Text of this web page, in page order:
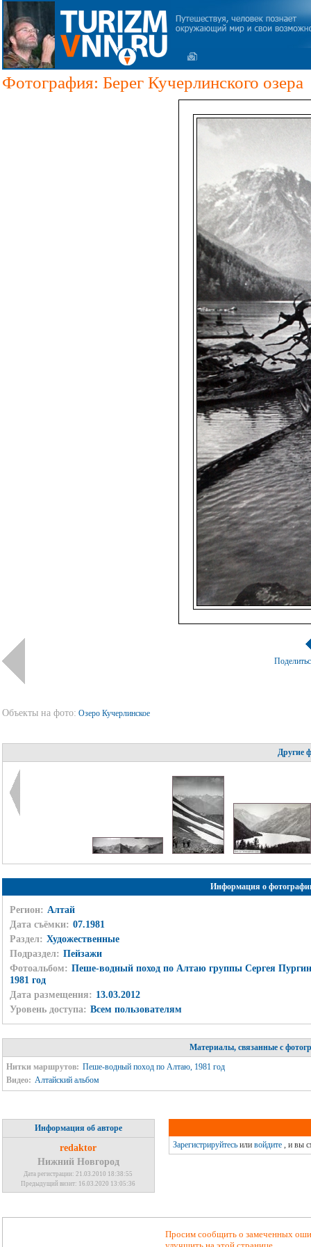
Фотография: Берег Кучерлинского озера
Объекты на фото: Озеро Кучерлинское
Другие
Информация о
Регион: Алтай
Дата съёмки: 07.1981
Раздел: Художественные
Подраздел: Пейзажи
Фотоальбом: Пеше-водный поход по Алтаю группы Сергея
1981 год
Дата размещения: 13.03.2012
Уровень доступа: Всем пользователям
Материалы, связанные с
Нитки маршрутов: Пеше-водный поход по Алтаю, 1981 год
Видео: Алтайский альбом
Информация об авторе
redaktor
Нижний Новгород
Дата регистрации: 21.03.2010 18:38:55
Предыдущий визит: 16.03.2020 13:05:36
Зарегистрируйтесьили войдите, и вы
Просим сообщить о замеченных